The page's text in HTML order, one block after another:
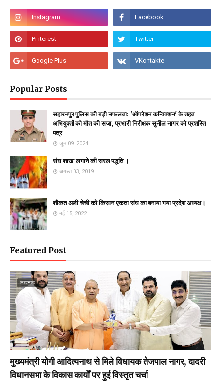
Popular Posts
सहारनपुर पुलिस की बड़ी सफलता: 'ऑपरेशन कन्विक्शन' के तहत
अभियुक्तों को मौत की सजा, प्रभारी निरीक्षक सुनील नागर को प्रशस्ति
पत्र
जून 09, 2024
संघ शाखा लगाने की सरल पद्धति ।
अगस्त 03, 2019
शौकत अली चेची को किसान एकता संघ का बनाया गया प्रदेश अध्यक्ष।
मई 15, 2022
Featured Post
लखनऊ
मुख्यमंत्री योगी आदित्यनाथ से मिले विधायक तेजपाल नागर, दादरी
विधानसभा के विकास कार्यों पर हुई विस्तृत चर्चा